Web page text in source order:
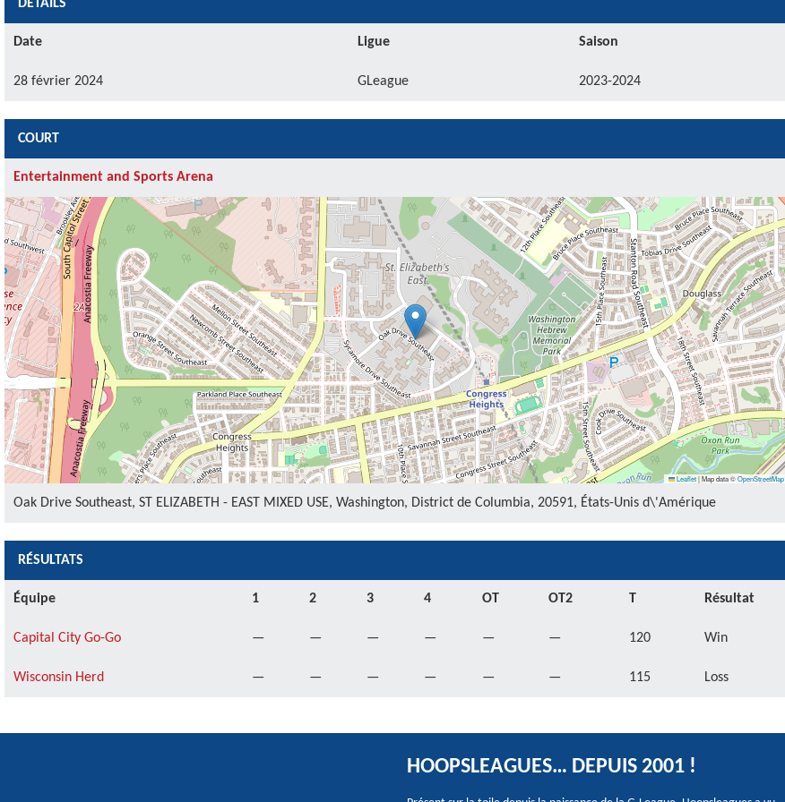
DÉTAILS
Date Ligue Saison
28 février 2024 GLeague 2023-2024
COURT
Entertainment and Sports Arena
Leaflet|Map data ©OpenStreetMap
Oak Drive Southeast, ST ELIZABETH - EAST MIXED USE, Washington, District de Columbia, 20591, États-Unis d\'Amérique
RÉSULTATS
Équipe 1 2 3 4 OT OT2 T Résultat
Capital City Go-Go — — — — — — 120 Win
Wisconsin Herd — — — — — — 115 Loss
HOOPSLEAGUES… DEPUIS 2001 !